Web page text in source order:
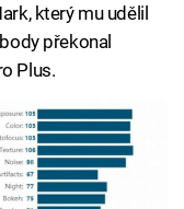
který mu udělil
překonal
Plus.